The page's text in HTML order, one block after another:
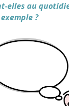
elles au
?